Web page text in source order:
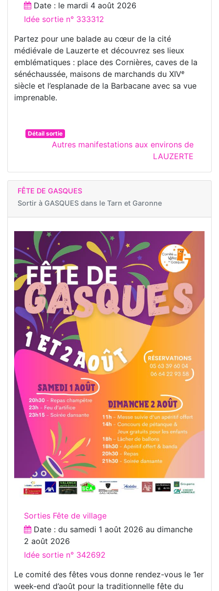
Date : le mardi 4 août 2026
Idée sortie n° 333312
Partez pour une balade au cœur de la cité
médiévale de Lauzerte et découvrez ses lieux
emblématiques : place des Cornières, caves de la
sénéchaussée, maisons de marchands du XIVᵉ
siècle et l’esplanade de la Barbacane avec sa vue
imprenable.
Détail sortie
Autres manifestations aux environs de
LAUZERTE
FÊTE DE GASQUES
Sortir à GASQUES dans le Tarn et Garonne
Sorties Fête de village
Date : du samedi 1 août 2026 au dimanche
2 août 2026
Idée sortie n° 342692
Le comité des fêtes vous donne rendez-vous le 1er
week-end d’août pour la traditionnelle fête du